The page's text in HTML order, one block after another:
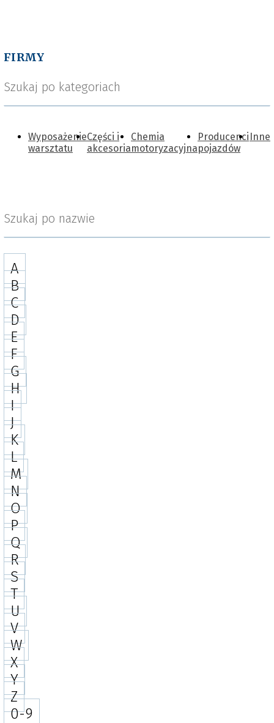
FIRMY
Szukaj po kategoriach
Wyposażenie
warsztatu
Części i
akcesoria
Chemia
motoryzacyjna
Producenci
pojazdów
Inne
Szukaj po nazwie
A
B
C
D
E
F
G
H
I
J
K
L
M
N
O
P
Q
R
S
T
U
V
W
X
Y
Z
0-9